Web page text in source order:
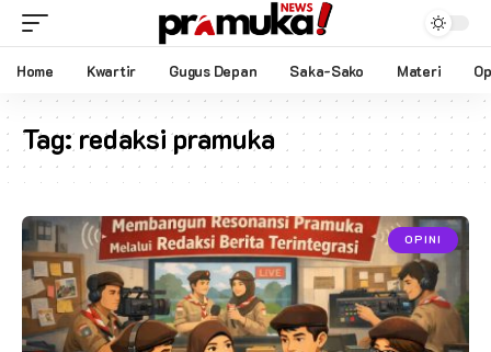
Home Kwartir Gugus Depan Saka-Sako Materi
Tag:redaksi pramuka
OPINI